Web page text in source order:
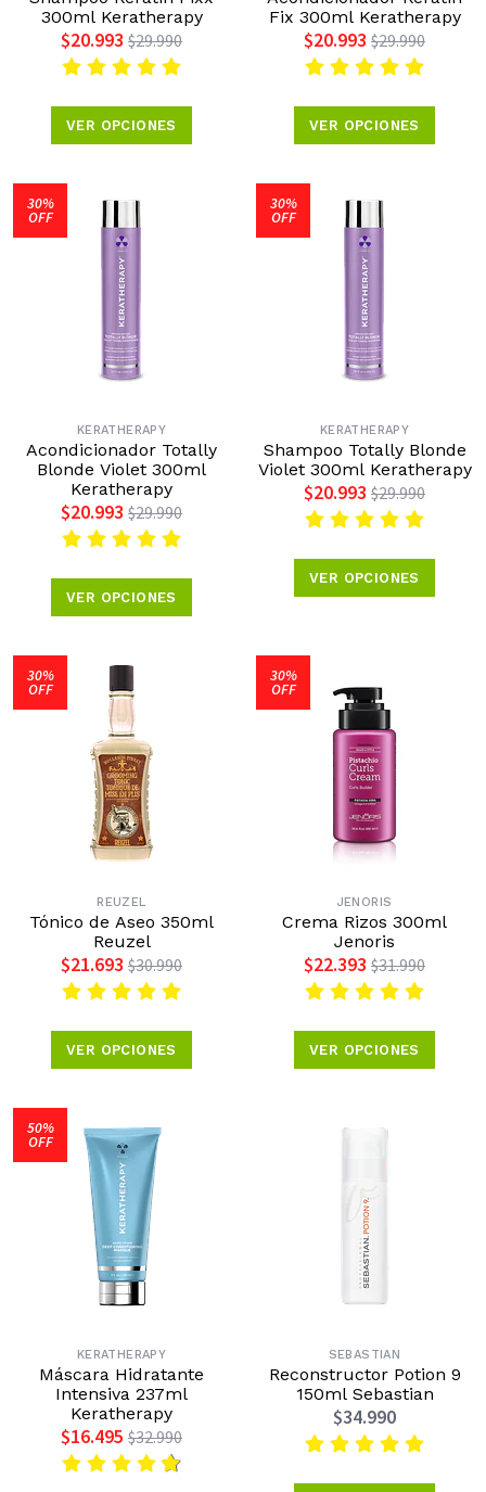
300ml Keratherapy
$20.993 $29.990
VER OPCIONES
Fix 300ml Keratherapy
$20.993 $29.990
VER OPCIONES
30%
OFF
KERATHERAPY
Acondicionador Totally
Blonde Violet 300ml
Keratherapy
$20.993 $29.990
VER OPCIONES
30%
OFF
KERATHERAPY
Shampoo Totally Blonde
Violet 300ml Keratherapy
$20.993 $29.990
VER OPCIONES
30%
OFF
REUZEL
Tónico de Aseo 350ml
Reuzel
$21.693 $30.990
VER OPCIONES
30%
OFF
JENORIS
Crema Rizos 300ml
Jenoris
$22.393 $31.990
VER OPCIONES
50%
OFF
KERATHERAPY
Máscara Hidratante
Intensiva 237ml
Keratherapy
$16.495 $32.990
SEBASTIAN
Reconstructor Potion 9
150ml Sebastian
$34.990